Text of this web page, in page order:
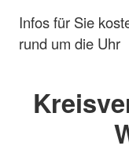
Infos für Sie
rund um die Uhr